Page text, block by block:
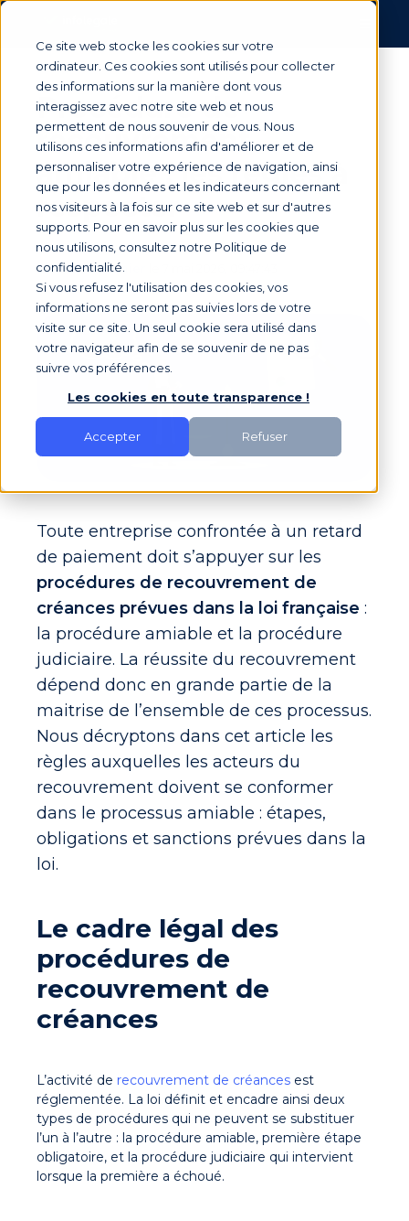
Ce site web stocke les cookies sur votre
ordinateur. Ces cookies sont utilisés pour collecter
des informations sur la manière dont vous
interagissez avec notre site web et nous
permettent de nous souvenir de vous. Nous
utilisons ces informations afin d'améliorer et de
personnaliser votre expérience de navigation, ainsi
que pour les données et les indicateurs concernant
nos visiteurs à la fois sur ce site web et sur d'autres
supports. Pour en savoir plus sur les cookies que
nous utilisons, consultez notre Politique de
confidentialité.
Si vous refusez l'utilisation des cookies, vos
informations ne seront pas suivies lors de votre
visite sur ce site. Un seul cookie sera utilisé dans
votre navigateur afin de se souvenir de ne pas
suivre vos préférences.
Les cookies en toute transparence !
Accepter Refuser
Procédure de
recouvrement
amiable : les règles à
respecter
ParMarie Saunier
Toute entreprise confrontée à un retard
de paiement doit s’appuyer sur les
procédures de recouvrement de
créances prévues dans la loi française :
la procédure amiable et la procédure
judiciaire. La réussite du recouvrement
dépend donc en grande partie de la
maitrise de l’ensemble de ces processus.
Nous décryptons dans cet article les
règles auxquelles les acteurs du
recouvrement doivent se conformer
dans le processus amiable : étapes,
obligations et sanctions prévues dans la
loi.
Le cadre légal des
procédures de
recouvrement de
créances
L’activité de recouvrement de créances est
réglementée. La loi définit et encadre ainsi deux
types de procédures qui ne peuvent se substituer
l’un à l’autre : la procédure amiable, première étape
obligatoire, et la procédure judiciaire qui intervient
lorsque la première a échoué.